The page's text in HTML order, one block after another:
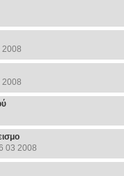
03 2008